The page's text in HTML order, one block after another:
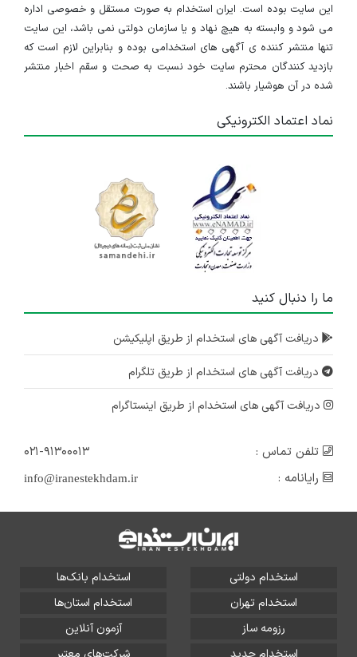
این سایت بوده است. ایران استخدام به صورت مستقل و خصوصی اداره
می شود و وابسته به هیچ نهاد و یا سازمان دولتی نمی باشد، این سایت
تنها منتشر کننده ی آگهی های استخدامی بوده و بنابراین لازم است که
بازدید کنندگان محترم سایت خود نسبت به صحت و سقم اخبار منتشر
شده در آن هوشیار باشند.
نماد اعتماد الکترونیکی
ما را دنبال کنید
دریافت آگهی های استخدام از طریق اپلیکیشن
دریافت آگهی های استخدام از طریق تلگرام
دریافت آگهی های استخدام از طریق اینستاگرام
تلفن تماس :
۰۲۱-۹۱۳۰۰۰۱۳
رایانامه :
info@iranestekhdam.ir
استخدام دولتی
استخدام بانک‌ها
استخدام تهران
استخدام استان‌ها
رزومه ساز
آزمون آنلاین